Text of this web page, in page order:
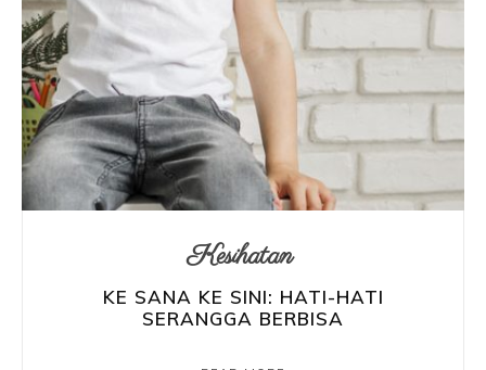
Kesihatan
KE SANA KE SINI: HATI-HATI
SERANGGA BERBISA